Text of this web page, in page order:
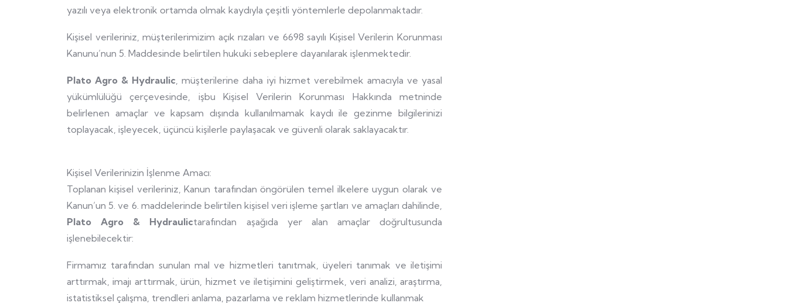
yazılı veya elektronik ortamda olmak kaydıyla çeşitli yöntemlerle depolanmaktadır.
Kişisel verileriniz, müşterilerimizim açık rızaları ve 6698 sayılı Kişisel Verilerin Korunması
Kanunu’nun 5. Maddesinde belirtilen hukuki sebeplere dayanılarak işlenmektedir.
Plato Agro & Hydraulic , müşterilerine daha iyi hizmet verebilmek amacıyla ve yasal
yükümlülüğü çerçevesinde, işbu Kişisel Verilerin Korunması Hakkında metninde
belirlenen amaçlar ve kapsam dışında kullanılmamak kaydı ile gezinme bilgilerinizi
toplayacak, işleyecek, üçüncü kişilerle paylaşacak ve güvenli olarak saklayacaktır.
Kişisel Verilerinizin İşlenme Amacı:
Toplanan kişisel verileriniz, Kanun tarafından öngörülen temel ilkelere uygun olarak ve
Kanun’un 5. ve 6. maddelerinde belirtilen kişisel veri işleme şartları ve amaçları dahilinde,
Plato Agro & Hydraulictarafından aşağıda yer alan amaçlar doğrultusunda
işlenebilecektir:
Firmamız tarafından sunulan mal ve hizmetleri tanıtmak, üyeleri tanımak ve iletişimi
arttırmak, imajı arttırmak, ürün, hizmet ve iletişimini geliştirmek, veri analizi, araştırma,
istatistiksel çalışma, trendleri anlama, pazarlama ve reklam hizmetlerinde kullanmak